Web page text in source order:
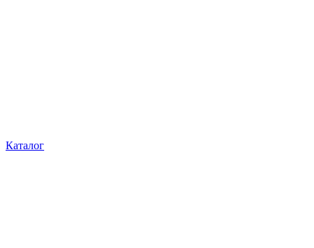
Каталог